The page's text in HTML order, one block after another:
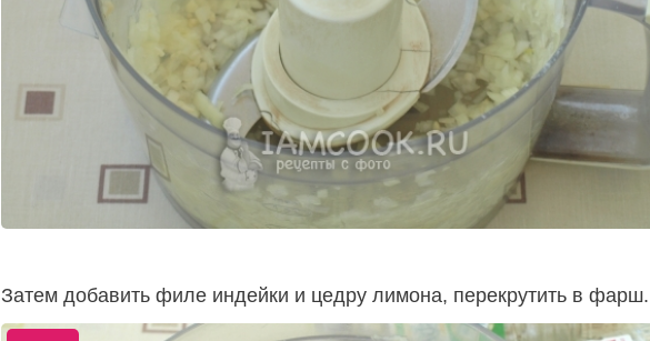
Затем добавить филе индейки и цедру лимона, перекрутить в фарш.